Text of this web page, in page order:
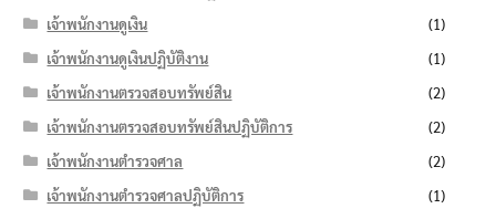
เจ้าพนักงานดูเงิน
(1)
เจ้าพนักงานดูเงินปฏิบัติงาน
(1)
เจ้าพนักงานตรวจสอบทรัพย์สิน
(2)
เจ้าพนักงานตรวจสอบทรัพย์สินปฏิบัติการ
(2)
เจ้าพนักงานตำรวจศาล
(2)
เจ้าพนักงานตำรวจศาลปฏิบัติการ
(1)